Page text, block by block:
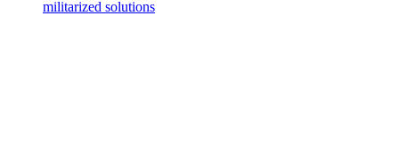
militarized solutions